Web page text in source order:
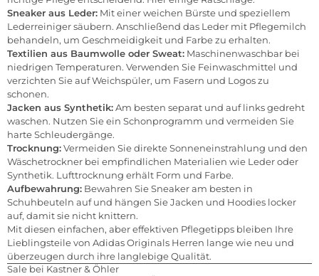
Sneaker aus Leder: Mit einer weichen Bürste und speziellem
Lederreiniger säubern. Anschließend das Leder mit Pflegemilch
behandeln, um Geschmeidigkeit und Farbe zu erhalten.
Textilien aus Baumwolle oder Sweat: Maschinenwaschbar bei
niedrigen Temperaturen. Verwenden Sie Feinwaschmittel und
verzichten Sie auf Weichspüler, um Fasern und Logos zu
schonen.
Jacken aus Synthetik:Am besten separat und auf links gedreht
waschen. Nutzen Sie ein Schonprogramm und vermeiden Sie
harte Schleudergänge.
Trocknung:Vermeiden Sie direkte Sonneneinstrahlung und den
Wäschetrockner bei empfindlichen Materialien wie Leder oder
Synthetik. Lufttrocknung erhält Form und Farbe.
Aufbewahrung: Bewahren Sie Sneaker am besten in
Schuhbeuteln auf und hängen Sie Jacken und Hoodies locker
auf, damit sie nicht knittern.
Mit diesen einfachen, aber effektiven Pflegetipps bleiben Ihre
Lieblingsteile von Adidas Originals Herren lange wie neu und
überzeugen durch ihre langlebige Qualität.
Sale bei Kastner & Öhler